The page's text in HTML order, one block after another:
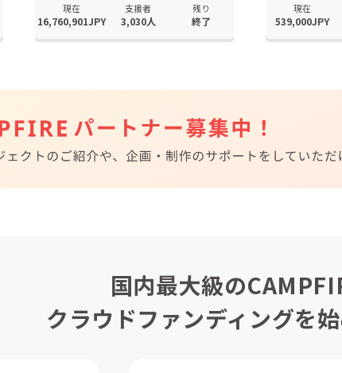
現在
16,760,901JPY
支援者
3,030人
残り
終了
現在
539,000JPY
国内最大級の
クラウドファンディングを